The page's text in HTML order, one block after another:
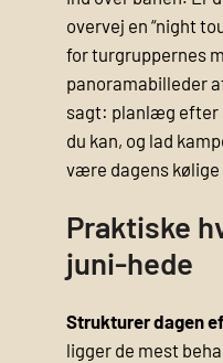
overvej en “night
for turgruppernes
panoramabilleder
sagt: planlæg efter
du kan, og lad
være dagens
Praktiske
juni-hede
Strukturer dagen
ligger de mest